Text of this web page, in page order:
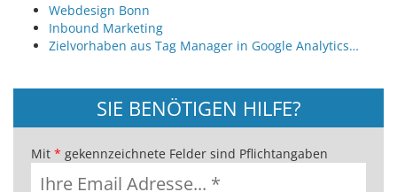
Webdesign Bonn
Inbound Marketing
Zielvorhaben aus Tag Manager in Google Analytics…
SIE BENÖTIGEN HILFE?
Mit * gekennzeichnete Felder sind Pflichtangaben